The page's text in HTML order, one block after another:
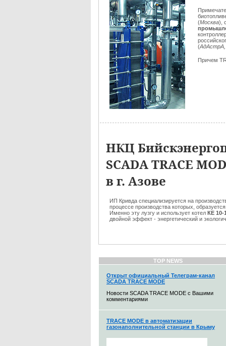
(Москва),
(АдАстрА,
Причем
НКЦ
SCADA TRACE
в г. Азове
ИП Кривда специализируется на
процессе производства которых,
Именно эту лузгу и использует котел КЕ
двойной эффект - энергетический и
TOP NEWS
Открыт официальный Телеграм-канал
SCADA TRACE MODE
Новости SCADA TRACE MODE с Вашими
комментариями
TRACE MODE в автоматизации
газонаполнительной станции в Крыму